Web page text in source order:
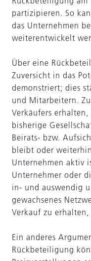
partizipieren. So
das Unternehmen
weiterentwickelt
Über eine
Zuversicht in das
demonstriert; dies
und Mitarbeitern.
Verkäufers
bisherige
Beirats- bzw.
bleibt oder
Unternehmen aktiv
Unternehmer oder
in- und auswendig
gewachsenes
Verkauf zu
Ein anderes
Rückbeteiligung